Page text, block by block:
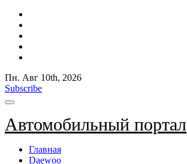
Пн. Авг 10th, 2026
Subscribe
Автомобильный портал
Главная
Daewoo